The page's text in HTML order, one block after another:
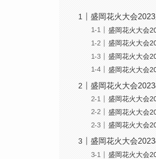
盛岡花火大会
盛岡花火大会
盛岡花火大会
盛岡花火大会
盛岡花火大会
盛岡花火大会
盛岡花火大会
盛岡花火大会
盛岡花火大会
盛岡花火大会
盛岡花火大会